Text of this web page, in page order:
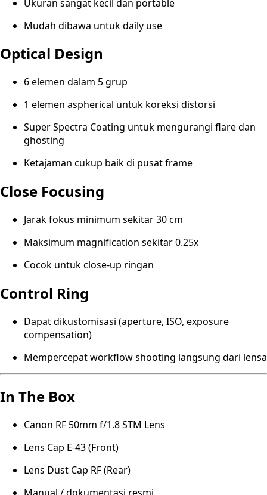
Ukuran sangat kecil dan portable
Mudah dibawa untuk daily use
Optical Design
6 elemen dalam 5 grup
1 elemen aspherical untuk koreksi distorsi
Super Spectra Coating untuk mengurangi flare dan
ghosting
Ketajaman cukup baik di pusat frame
Close Focusing
Jarak fokus minimum sekitar 30 cm
Maksimum magnification sekitar 0.25x
Cocok untuk close-up ringan
Control Ring
Dapat dikustomisasi (aperture, ISO, exposure
compensation)
Mempercepat workflow shooting langsung dari lensa
In The Box
Canon RF 50mm f/1.8 STM Lens
Lens Cap E-43 (Front)
Lens Dust Cap RF (Rear)